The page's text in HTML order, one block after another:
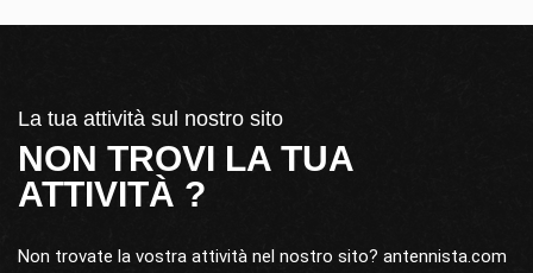
La tua attività sul nostro sito
NON TROVI LA TUA
ATTIVITÀ ?
Non trovate la vostra attività nel nostro sito? antennista.com